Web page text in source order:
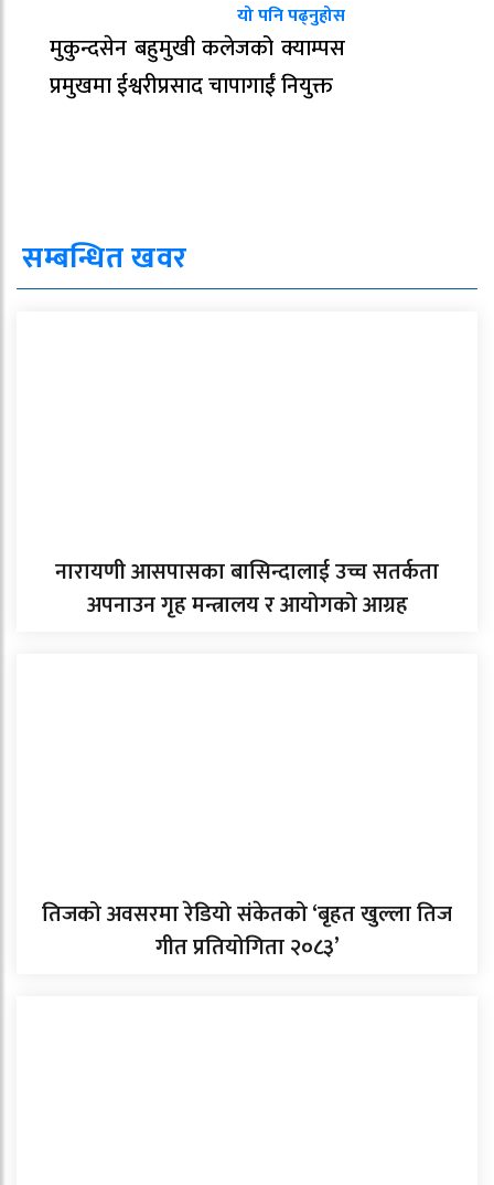
यो पनि पढ्नुहोस
मुकुन्दसेन बहुमुखी कलेजको क्याम्पस
प्रमुखमा ईश्वरीप्रसाद चापागाईं नियुक्त
सम्बन्धित खवर
नारायणी आसपासका बासिन्दालाई उच्च सतर्कता
अपनाउन गृह मन्त्रालय र आयोगको आग्रह
तिजको अवसरमा रेडियो संकेतको ‘बृहत खुल्ला तिज
गीत प्रतियोगिता २०८३’